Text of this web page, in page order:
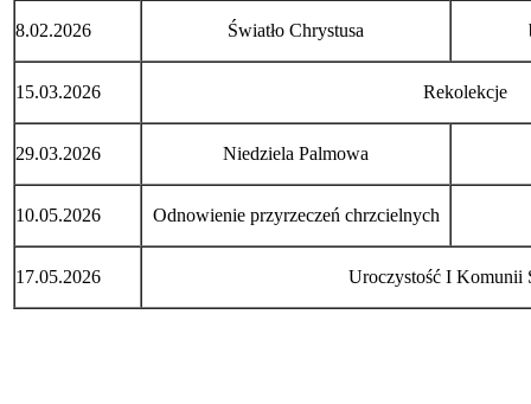
8.02.2026 Światło Chrystusa
15.03.2026 Rekolekcje
29.03.2026 Niedziela Palmowa
10.05.2026 Odnowienie przyrzeczeń chrzcielnych
17.05.2026 Uroczystość I Komunii